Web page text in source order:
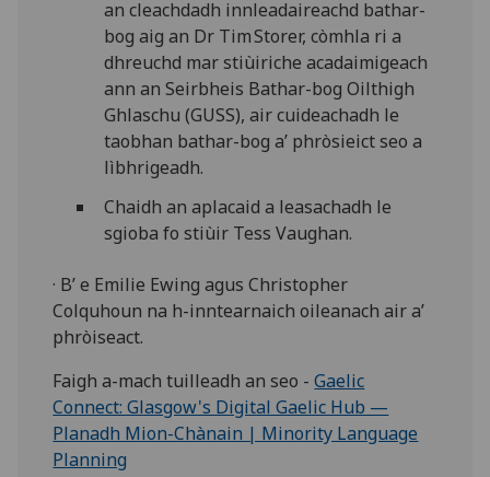
an cleachdadh innleadaireachd bathar-
bog aig an Dr Tim Storer, còmhla ri a
dhreuchd mar stiùiriche acadaimigeach
ann an Seirbheis Bathar-bog Oilthigh
Ghlaschu (GUSS), air cuideachadh le
taobhan bathar-bog a’ phròsieict seo a
lìbhrigeadh.
Chaidh an aplacaid a leasachadh le
sgioba fo stiùir Tess Vaughan.
· B’ e Emilie Ewing agus Christopher
Colquhoun na h-inntearnaich oileanach air a’
phròiseact.
Faigh a-mach tuilleadh an seo -Gaelic
Connect: Glasgow's Digital Gaelic Hub —
Planadh Mion-Chànain | Minority Language
Planning